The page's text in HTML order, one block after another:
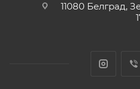
11080 Белград,